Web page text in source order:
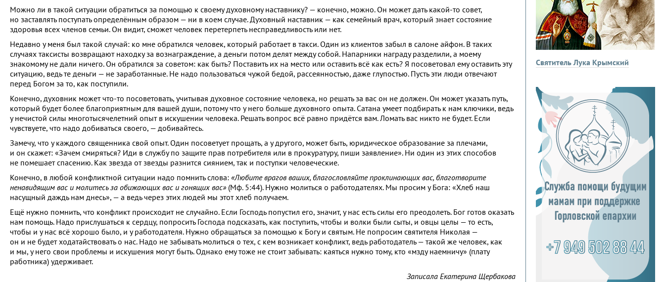
Можно ли в такой ситуации обратиться за помощью к своему духовному наставнику? — конечно, можно. Он может дать какой-то совет,
но заставлять поступать определённым образом — ни в коем случае. Духовный наставник — как семейный врач, который знает состояние
здоровья всех членов семьи. Он видит, сможет человек перетерпеть несправедливость или нет.
Недавно у меня был такой случай: ко мне обратился человек, который работает в такси. Один из клиентов забыл в салоне айфон. В таких
случаях таксисты возвращают находку за вознаграждение, а деньги потом делят между собой. Напарники награду разделили, а моему
знакомому не дали ничего. Он обратился за советом: как быть? Поставить их на место или оставить всё как есть? Я посоветовал ему оставить эту
ситуацию, ведь те деньги — не заработанные. Не надо пользоваться чужой бедой, рассеянностью, даже глупостью. Пусть эти люди отвечают
перед Богом за то, как поступили.
Конечно, духовник может что-то посоветовать, учитывая духовное состояние человека, но решать за вас он не должен. Он может указать путь,
который будет более благоприятным для вашей души, потому что у него больше духовного опыта. Сатана умеет подбирать к нам ключики, ведь
у нечистой силы многотысячелетний опыт в искушении человека. Решать вопрос всё равно придётся вам. Ломать вас никто не будет. Если
чувствуете, что надо добиваться своего, — добивайтесь.
Замечу, что у каждого священника свой опыт. Один посоветует прощать, а у другого, может быть, юридическое образование за плечами,
и он скажет: «Зачем смиряться? Иди в службу по защите прав потребителя или в прокуратуру, пиши заявление». Ни один из этих способов
не помешает спасению. Как звезда от звезды разнится сиянием, так и поступки человеческие.
Конечно, в любой конфликтной ситуации надо помнить слова: «Любите врагов ваших, благословляйте проклинающих вас, благотворите
ненавидящим вас и молитесь за обижающих вас и гонящих вас»(Мф. 5:44). Нужно молиться о работодателях. Мы просим у Бога: «Хлеб наш
насущный даждь нам днесь», — а ведь через этих людей мы этот хлеб получаем.
Ещё нужно помнить, что конфликт происходит не случайно. Если Господь попустил его, значит, у нас есть силы его преодолеть. Бог готов оказать
нам помощь. Надо прислушаться к сердцу, попросить Господа подсказать, как поступить, чтобы и волки были сыты, и овцы целы — то есть,
чтобы и у нас всё хорошо было, и у работодателя. Нужно обращаться за помощью к Богу и святым. Не попросим святителя Николая —
он и не будет ходатайствовать о нас. Надо не забывать молиться о тех, с кем возникает конфликт, ведь работодатель — такой же человек, как
и мы, у него свои проблемы и искушения могут быть. Однако ему тоже не стоит забывать: каяться нужно тому, кто «мзду наемничу» (плату
работника) удерживает.
Записала Екатерина Щербакова
Святитель Лука Крымский